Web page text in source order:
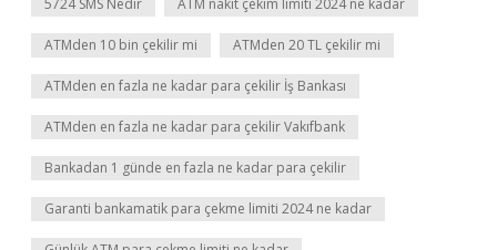
5724 SMS Nedir ATM nakit çekim limiti 2024 ne kadar
ATMden 10 bin çekilir mi ATMden 20 TL çekilir mi
ATMden en fazla ne kadar para çekilir İş Bankası
ATMden en fazla ne kadar para çekilir Vakıfbank
Bankadan 1 günde en fazla ne kadar para çekilir
Garanti bankamatik para çekme limiti 2024 ne kadar